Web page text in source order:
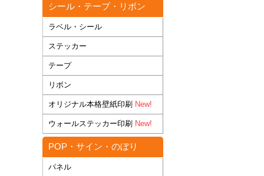
シール・テープ・リボン
ラベル・シール
ステッカー
テープ
リボン
オリジナル本格壁紙印刷 New!
ウォールステッカー印刷 New!
POP・サイン・のぼり
パネル